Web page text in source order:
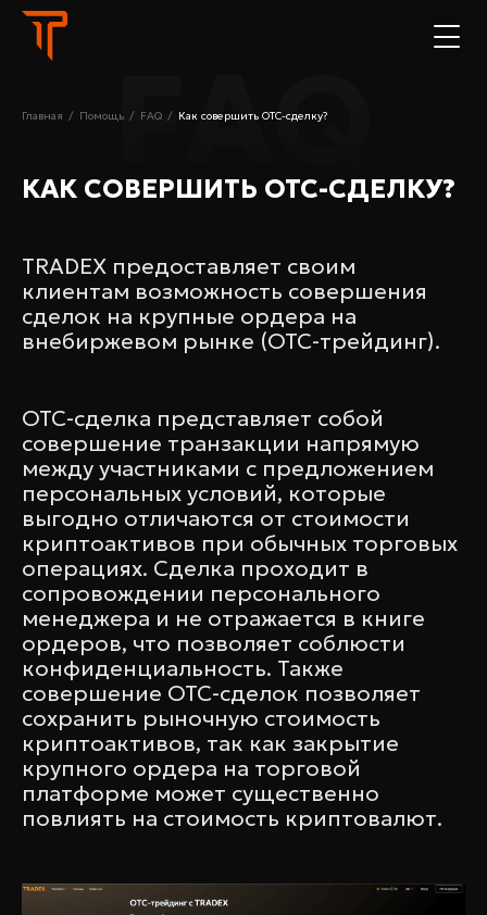
Главная / Помощь / FAQ / Как совершить ОТС-сделку?
FAQ
КАК СОВЕРШИТЬ ОТС-СДЕЛКУ?
TRADEX предоставляет своим
клиентам возможность совершения
сделок на крупные ордера на
внебиржевом рынке (ОТС-трейдинг).
ОТС-сделка представляет собой
совершение транзакции напрямую
между участниками с предложением
персональных условий, которые
выгодно отличаются от стоимости
криптоактивов при обычных торговых
операциях. Сделка проходит в
сопровождении персонального
менеджера и не отражается в книге
ордеров, что позволяет соблюсти
конфиденциальность. Также
совершение ОТС-сделок позволяет
сохранить рыночную стоимость
криптоактивов, так как закрытие
крупного ордера на торговой
платформе может существенно
повлиять на стоимость криптовалют.